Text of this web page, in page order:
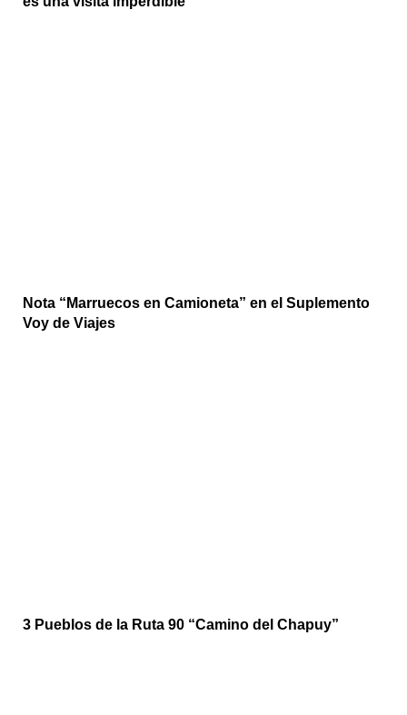
Nota “Marruecos en Camioneta” en el Suplemento
Voy de Viajes
3 Pueblos de la Ruta 90 “Camino del Chapuy”